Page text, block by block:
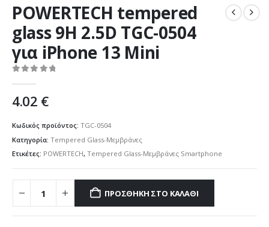
POWERTECH tempered
glass 9H 2.5D TGC-0504
για iPhone 13 Mini
4.02 €
Κωδικός προϊόντος: TGC-0504
Κατηγορία: Tempered Glass-Μεμβράνες
Ετικέτες: POWERTECH, Tempered Glass-Μεμβράνες Smartphone
ΠΡΟΣΘΉΚΗ ΣΤΟ ΚΑΛΆΘΙ